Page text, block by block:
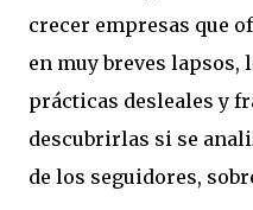
crecer empresas que
en muy breves lapsos,
prácticas desleales y
descubrirlas si se
de los seguidores,